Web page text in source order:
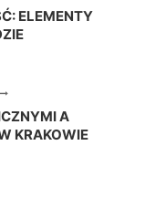
ELEMENTY
A
KRAKOWIE